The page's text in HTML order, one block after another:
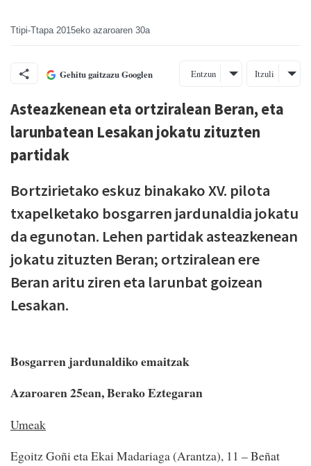
Ttipi-Ttapa 2015eko azaroaren 30a
Gehitu gaitzazu Googlen Entzun Itzuli
Asteazkenean eta ortziralean Beran, eta
larunbatean Lesakan jokatu zituzten
partidak
Bortzirietako eskuz binakako XV. pilota
txapelketako bosgarren jardunaldia jokatu
da egunotan. Lehen partidak asteazkenean
jokatu zituzten Beran; ortziralean ere
Beran aritu ziren eta larunbat goizean
Lesakan.
Bosgarren jardunaldiko emaitzak
Azaroaren 25ean, Berako Eztegaran
Umeak
Egoitz Goñi eta Ekai Madariaga (Arantza), 11 – Beñat